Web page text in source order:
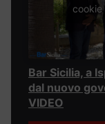
Bar Sicilia, a
dal nuovo
VIDEO